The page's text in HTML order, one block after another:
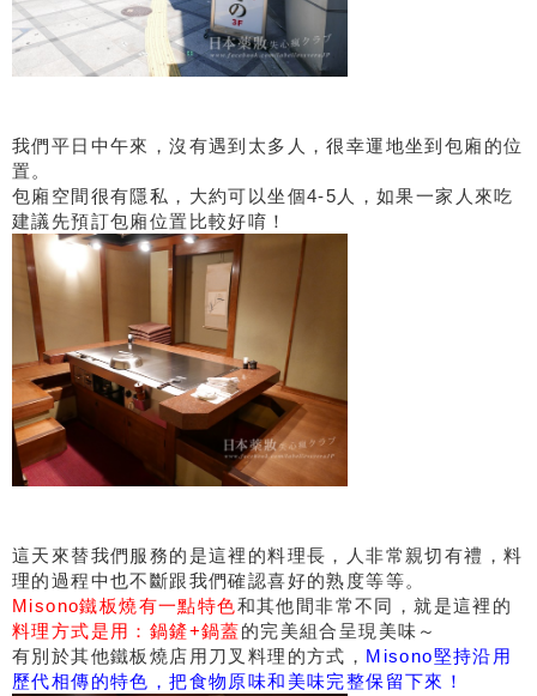
我們平日中午來，沒有遇到太多人，很幸運地坐到包廂的位
置。
包廂空間很有隱私，大約可以坐個4-5人，如果一家人來吃
建議先預訂包廂位置比較好唷！
這天來替我們服務的是這裡的料理長，人非常親切有禮，料
理的過程中也不斷跟我們確認喜好的熟度等等。
Misono鐵板燒有一點特色和其他間非常不同，就是這裡的
料理方式是用：鍋鏟+鍋蓋的完美組合呈現美味～
有別於其他鐵板燒店用刀叉料理的方式， Misono堅持沿用
歷代相傳的特色，把食物原味和美味完整保留下來！